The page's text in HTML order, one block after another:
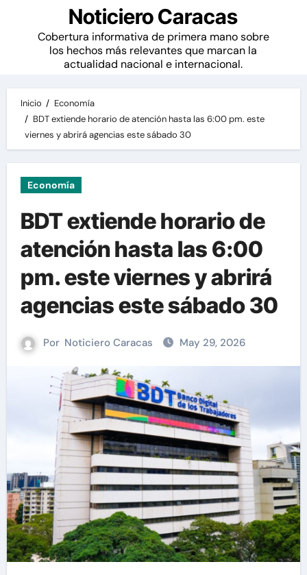
Noticiero Caracas
Cobertura informativa de primera mano sobre
los hechos más relevantes que marcan la
actualidad nacional e internacional.
Inicio
Economía
BDT extiende horario de atención hasta las 6:00 pm. este
viernes y abrirá agencias este sábado 30
Economía
BDT extiende horario de
atención hasta las 6:00
pm. este viernes y abrirá
agencias este sábado 30
Por Noticiero Caracas May 29, 2026